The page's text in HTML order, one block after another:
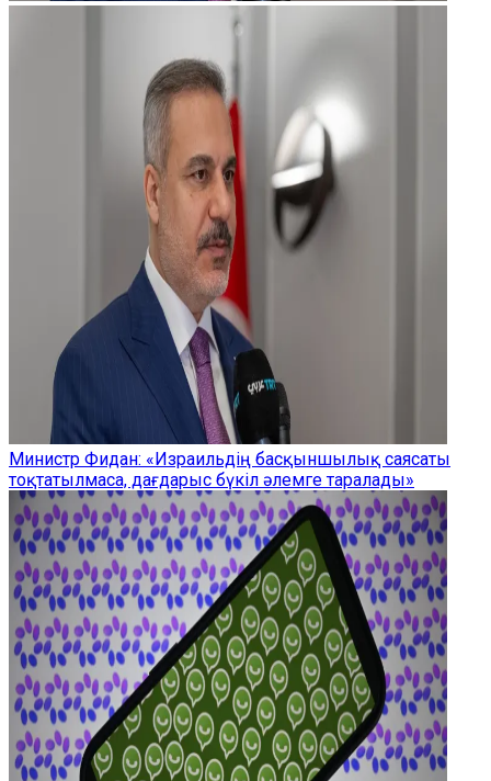
Министр Фидан: «Израильдің басқыншылық саясаты
тоқтатылмаса, дағдарыс бүкіл әлемге таралады»